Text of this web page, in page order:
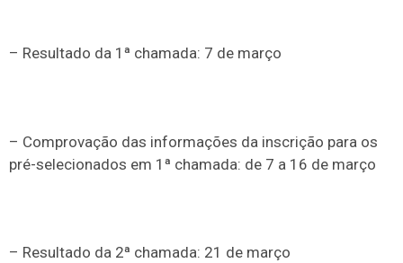
– Resultado da 1ª chamada: 7 de março
– Comprovação das informações da inscrição para os
pré-selecionados em 1ª chamada: de 7 a 16 de março
– Resultado da 2ª chamada: 21 de março